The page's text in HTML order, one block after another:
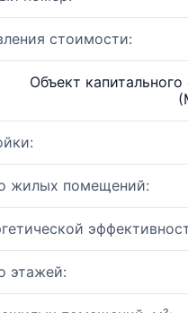
стоимости:
Объект
жилых помещений:
этажей: